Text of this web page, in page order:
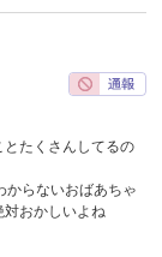
たくさんしてるの
からないおばあちゃ
おかしいよね